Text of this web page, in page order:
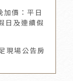
價：平日
及連續假
現場公告房